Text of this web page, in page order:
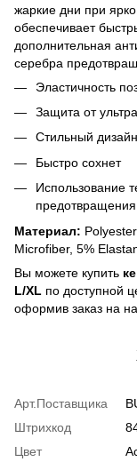
жаркие дни при
обеспечивает
дополнительная
серебра
Эластичность
Защита от
Стильный дизайн
Быстро сохнет
Использование
Материал:
Microfiber, 5%
Вы можете купить
L/XL по доступной
оформив заказ на
Арт.Поставщика
Штрихкод
Цвет